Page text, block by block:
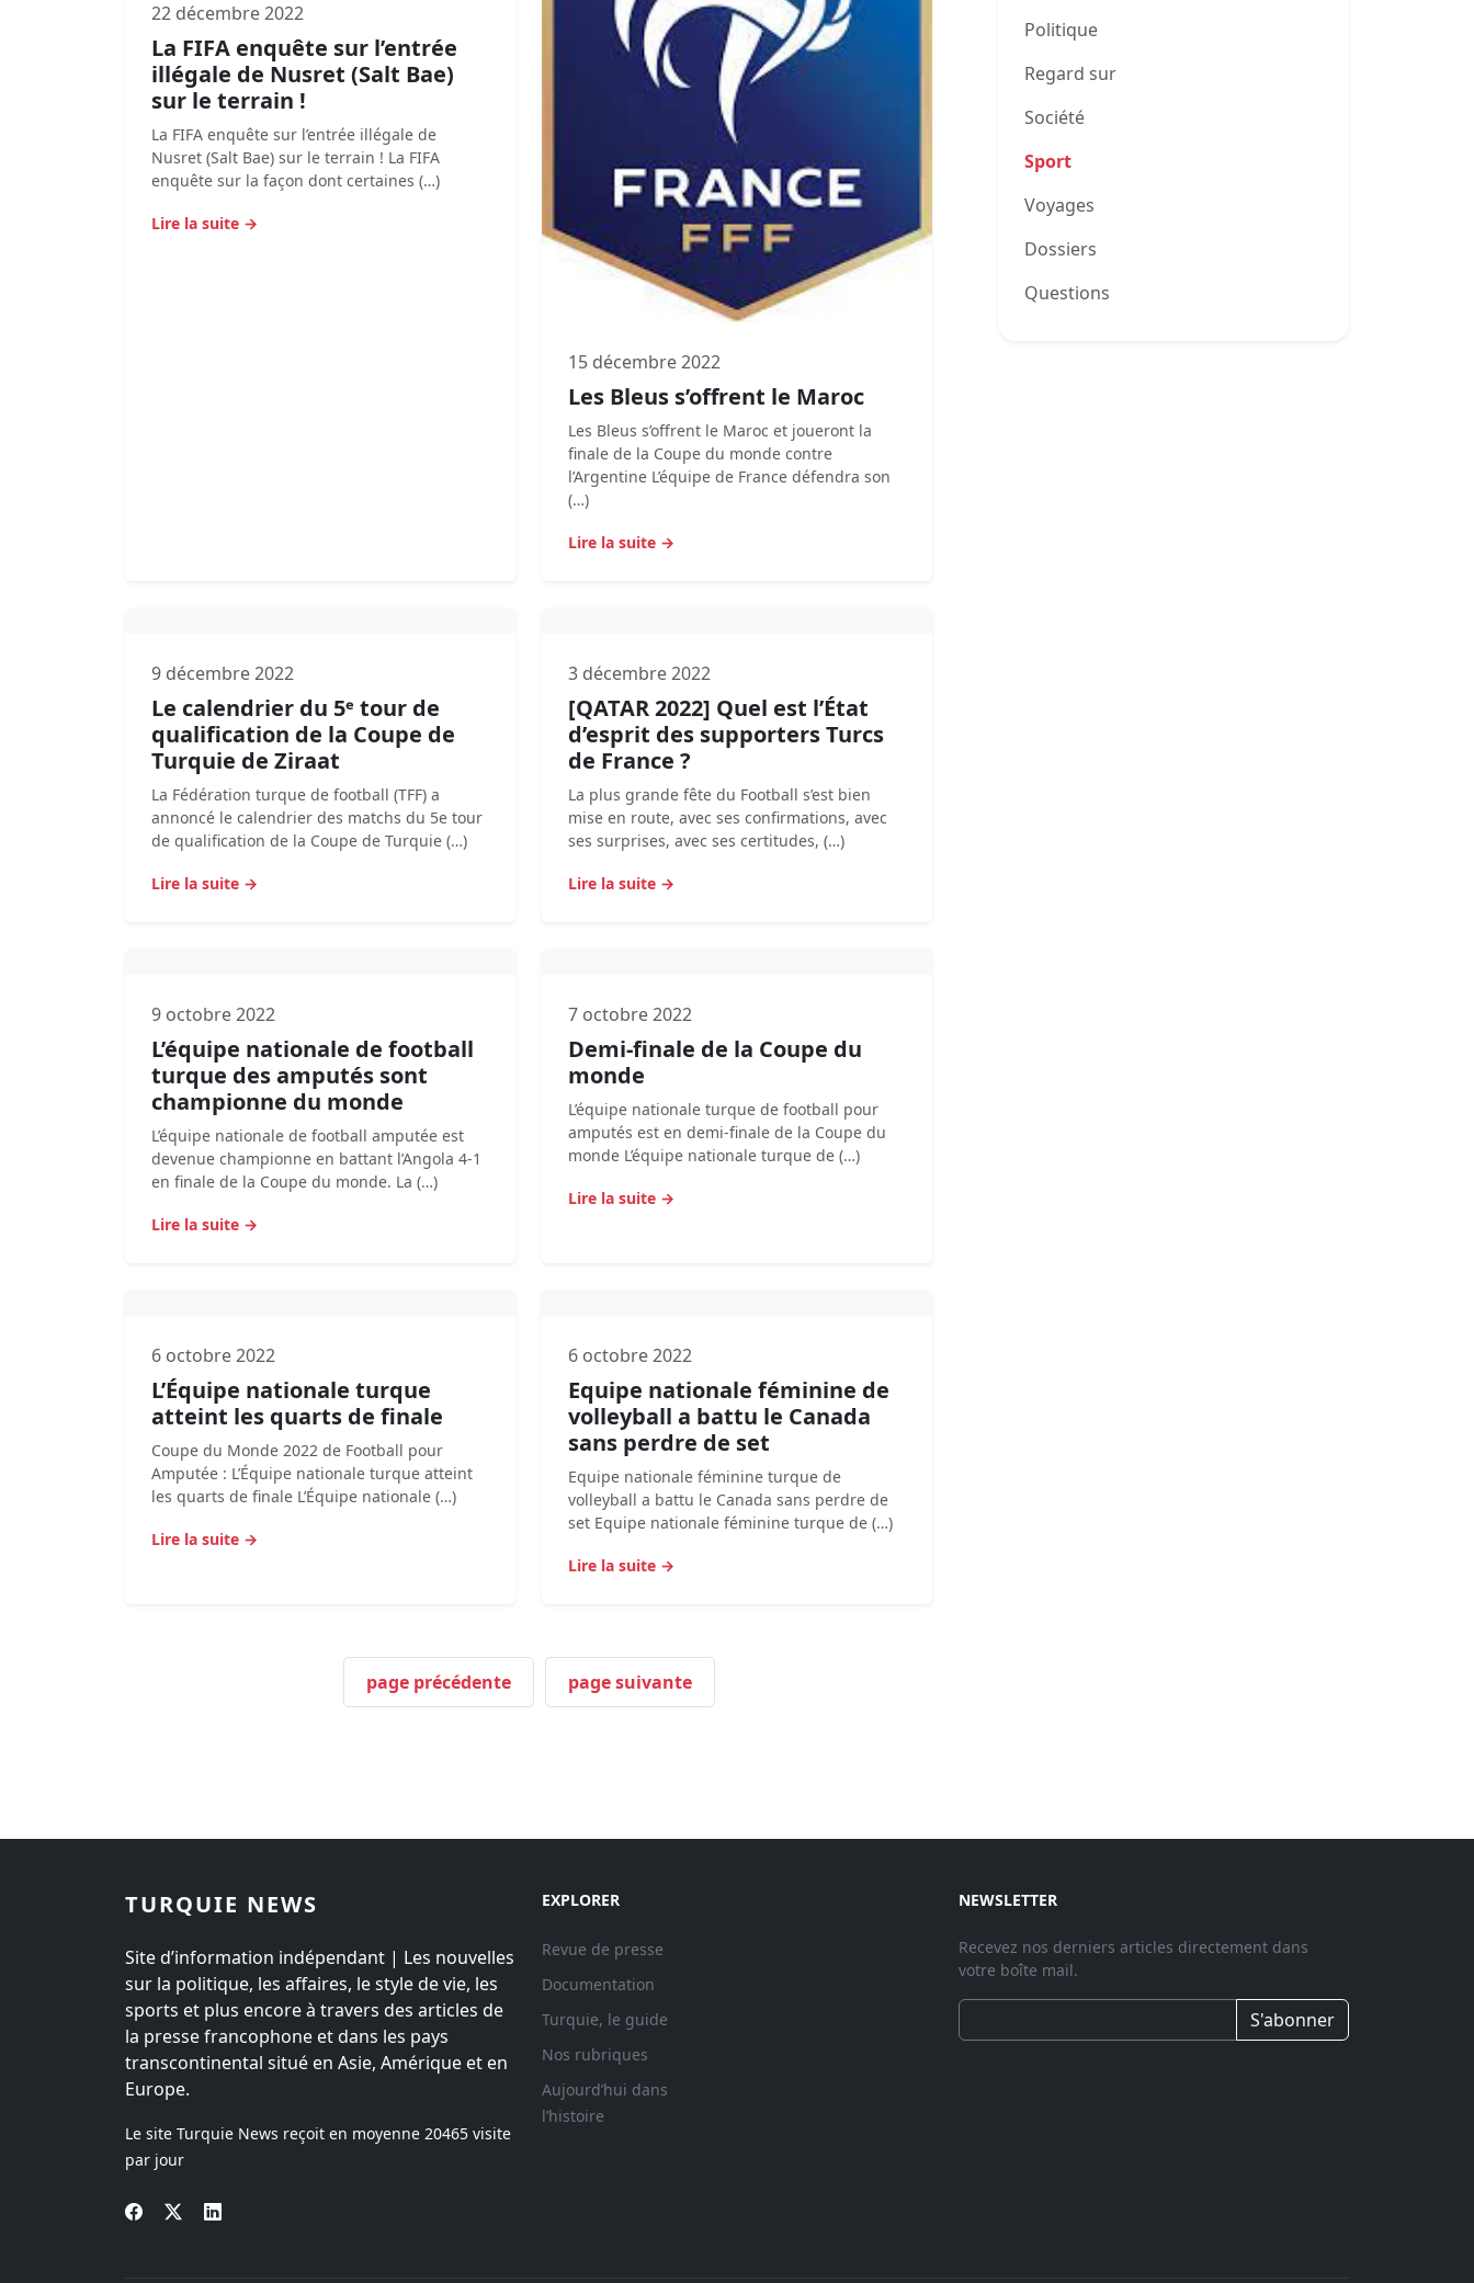
22 décembre 2022
La FIFA enquête sur l’entrée
illégale de Nusret (Salt Bae)
sur le terrain !
La FIFA enquête sur l’entrée illégale de
Nusret (Salt Bae) sur le terrain ! La FIFA
enquête sur la façon dont certaines (…)
Lire la suite →
15 décembre 2022
Les Bleus s’offrent le Maroc
Les Bleus s’offrent le Maroc et joueront la
finale de la Coupe du monde contre
l’Argentine L’équipe de France défendra son
(…)
Lire la suite →
9 décembre 2022
Le calendrier du 5ᵉ tour de
qualification de la Coupe de
Turquie de Ziraat
La Fédération turque de football (TFF) a
annoncé le calendrier des matchs du 5e tour
de qualification de la Coupe de Turquie (…)
Lire la suite →
3 décembre 2022
[QATAR 2022] Quel est l’État
d’esprit des supporters Turcs
de France ?
La plus grande fête du Football s’est bien
mise en route, avec ses confirmations, avec
ses surprises, avec ses certitudes, (…)
Lire la suite →
9 octobre 2022
L’équipe nationale de football
turque des amputés sont
championne du monde
L’équipe nationale de football amputée est
devenue championne en battant l’Angola 4-1
en finale de la Coupe du monde. La (…)
Lire la suite →
7 octobre 2022
Demi-finale de la Coupe du
monde
L’équipe nationale turque de football pour
amputés est en demi-finale de la Coupe du
monde L’équipe nationale turque de (…)
Lire la suite →
6 octobre 2022
L’Équipe nationale turque
atteint les quarts de finale
Coupe du Monde 2022 de Football pour
Amputée : L’Équipe nationale turque atteint
les quarts de finale L’Équipe nationale (…)
Lire la suite →
6 octobre 2022
Equipe nationale féminine de
volleyball a battu le Canada
sans perdre de set
Equipe nationale féminine turque de
volleyball a battu le Canada sans perdre de
set Equipe nationale féminine turque de (…)
Lire la suite →
page précédente page suivante
Politique
Regard sur
Société
Sport
Voyages
Dossiers
Questions
TURQUIE NEWS
Site d’information indépendant | Les nouvelles
sur la politique, les affaires, le style de vie, les
sports et plus encore à travers des articles de
la presse francophone et dans les pays
transcontinental situé en Asie, Amérique et en
Europe.
Le site Turquie News reçoit en moyenne 20465 visite
par jour
EXPLORER
Revue de presse
Documentation
Turquie, le guide
Nos rubriques
Aujourd’hui dans
l’histoire
NEWSLETTER
Recevez nos derniers articles directement dans
votre boîte mail.
S'abonner